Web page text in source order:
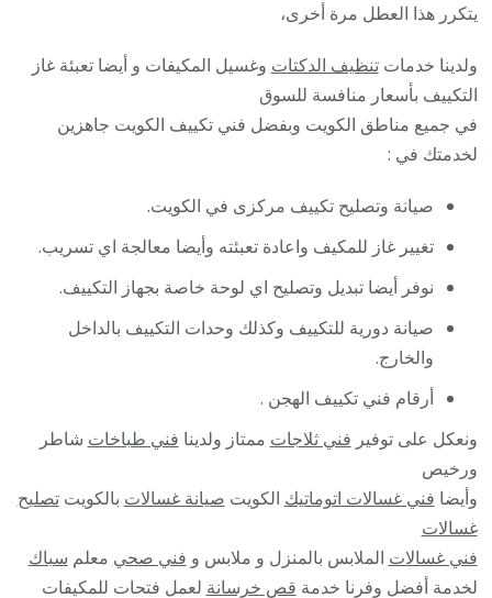
يتكرر هذا العطل مرة أخرى،
ولدينا خدماتتنظيف الدكتات وغسيل المكيفات و أيضا تعبئة غاز
التكييف بأسعار منافسة للسوق
في جميع مناطق الكويت وبفضل فني تكييف الكويت جاهزين
لخدمتك في :
صيانة وتصليح تكييف مركزى في الكويت.
تغيير غاز للمكيف واعادة تعبئته وأيضا معالجة اي تسريب.
نوفر أيضا تبديل وتصليح اي لوحة خاصة بجهاز التكييف.
صيانة دورية للتكييف وكذلك وحدات التكييف بالداخل
والخارج.
أرقام فني تكييف الهجن .
ونعكل على توفير فني ثلاجات ممتاز ولدينا فني طباخات شاطر
ورخيص
وأيضا فني غسالات اتوماتيك الكويت صيانة غسالات بالكويتتصليح
غسالات
فني غسالات الملابس بالمنزل و ملابس و فني صحي معلم سباك
لخدمة أفضل وفرنا خدمة قص خرسانة لعمل فتحات للمكيفات